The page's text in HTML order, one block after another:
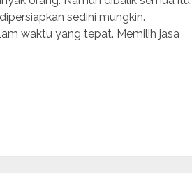
sedini mungkin.
waktu yang tepat. Memilih jasa